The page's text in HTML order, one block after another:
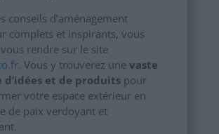
conseils d’aménagement
complets et inspirants, vous
rendre sur le site
. Vous y trouverez une vaste
d’idées et de produitspour
votre espace extérieur en
de paix verdoyant et